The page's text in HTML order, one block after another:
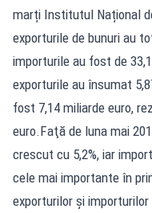
marți Institutul Național
exporturile de bunuri au
importurile au fost de
exporturile au însumat
fost 7,14 miliarde euro,
euro.Faţă de luna mai
crescut cu 5,2%, iar
cele mai importante în
exporturilor și